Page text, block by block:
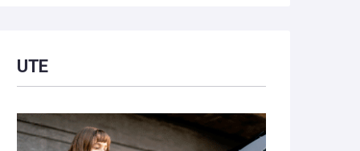
UTE